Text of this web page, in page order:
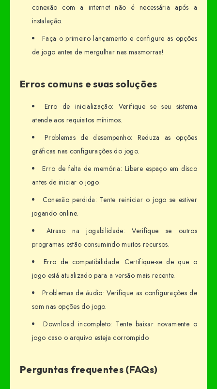
conexão com a internet não é necessária após a
instalação.
Faça o primeiro lançamento e configure as opções
de jogo antes de mergulhar nas masmorras!
Erros comuns e suas soluções
Erro de inicialização: Verifique se seu sistema
atende aos requisitos mínimos.
Problemas de desempenho: Reduza as opções
gráficas nas configurações do jogo.
Erro de falta de memória: Libere espaço em disco
antes de iniciar o jogo.
Conexão perdida: Tente reiniciar o jogo se estiver
jogando online.
Atraso na jogabilidade: Verifique se outros
programas estão consumindo muitos recursos.
Erro de compatibilidade: Certifique-se de que o
jogo está atualizado para a versão mais recente.
Problemas de áudio: Verifique as configurações de
som nas opções do jogo.
Download incompleto: Tente baixar novamente o
jogo caso o arquivo esteja corrompido.
Perguntas frequentes (FAQs)